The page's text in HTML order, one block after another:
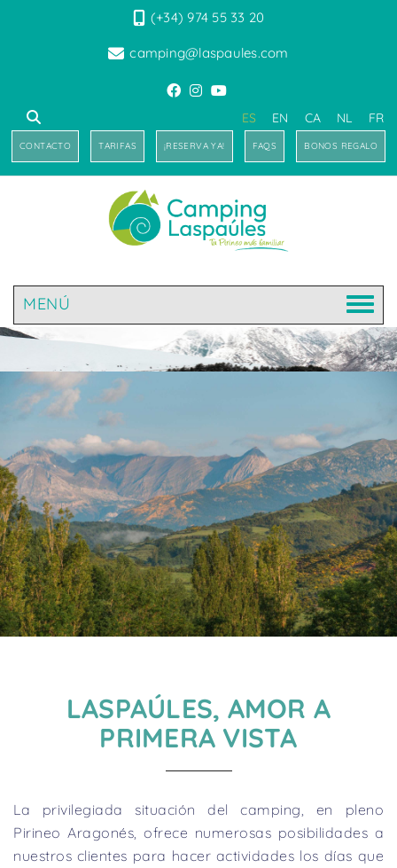
(+34) 974 55 33 20
camping@laspaules.com
ES EN CA NL FR
CONTACTO TARIFAS ¡RESERVA YA! FAQS BONOS REGALO
MENÚ
LASPAÚLES, AMOR A
PRIMERA VISTA
La privilegiada situación del camping, en pleno
Pirineo Aragonés, ofrece numerosas posibilidades a
nuestros clientes para hacer actividades los días que